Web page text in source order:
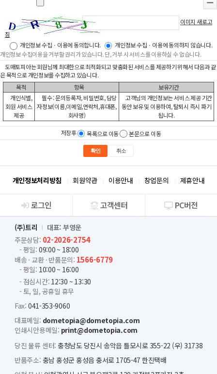
이미지 새로고
침
개인정보 수집ㆍ이용에 동의합니다.
개인정보 수집ㆍ이용에 동의하지 않습니다.
개인정보 수집이용을 거부할 권리가 있습니다. 단, 거부 시 서비스를 이용하실 수 없습니다.
도매토피아는 회원님께 최대한으로 최적화되고 맞춤화된 서비스를 제공하기 위해서 다음과 같
은 목적으로 개인정보를 수집하고 있습니다.
목적
항목
보유기간
개인식별,
회원 서비스
제공
필수 : 문의등록자, 비밀번호, 담당
자정보(이름,이메일,연락처,휴대폰,
회사명)
고객님의 개인정보는 서비스 제공 기간
동안 보유 및 이용하여, 탈퇴시 즉시 파기
됩니다.
저장후 목록으로 이동 본문으로 이동
확인 취소
개인정보처리방침 회원약관 이용안내 창업문의 제휴안내
회사소개
로그인 고객센터 PC버전
(주)트리
대표: 부영운
주문상담: 02-2026-2754
- 평일: 09:00 ~ 18:00
배송 · 교환 · 반품문의: 1566-6779
- 평일: 10:00 ~ 16:00
- 점심시간: 12:30 ~ 13:30
- 토, 일, 공휴일 휴무
Fax: 041-353-9060
대표메일: dometopia@dometopia.com
인쇄시안용메일: print@dometopia.com
당진 물류 센터: 충청남도 당진시 송악읍 틀모시로 355-22 (우) 31738
반품주소: 충남 홍성군 홍성읍 충서로 1705-47 한진택배